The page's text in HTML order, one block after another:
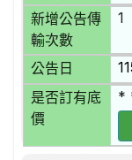
新增公告傳
輸次數
1
公告日
是否訂有底
價
*